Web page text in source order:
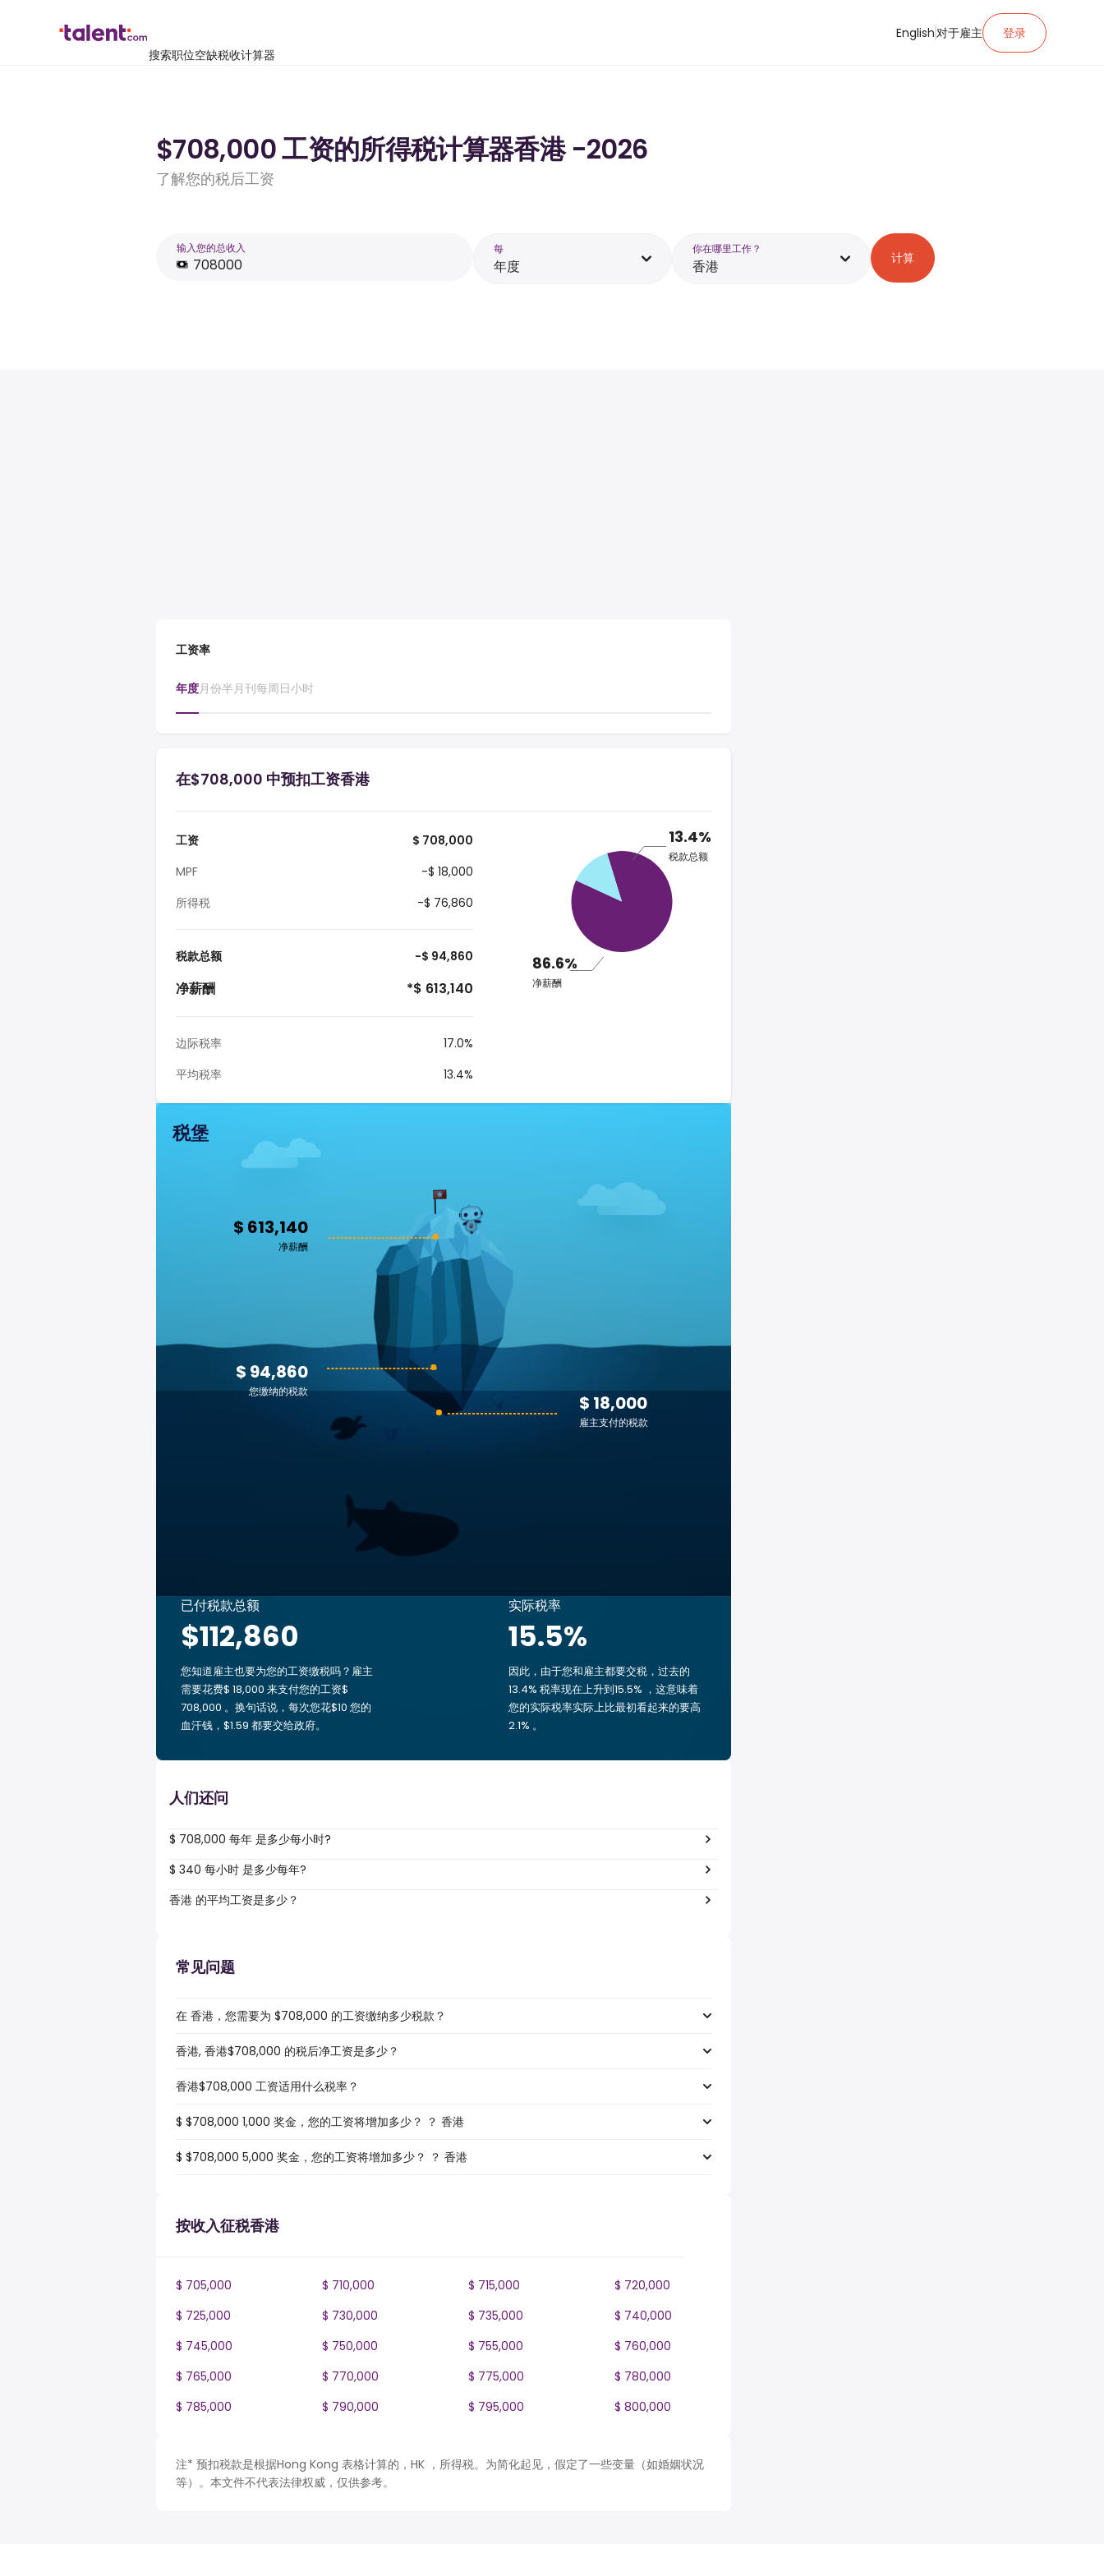
搜索职位空缺税收计算器
English对于雇主 登录
$708,000 工资的所得税计算器香港 -2026
了解您的税后工资
输入您的总收入 每
年度
你在哪里工作？
香港 计算
工资率
年度月份半月刊每周日小时
在$708,000 中预扣工资香港
工资
$ 708,000
MPF
-$ 18,000
所得税
-$ 76,860
税款总额 -$ 94,860
净薪酬 *$ 613,140
边际税率
17.0%
平均税率
13.4%
13.4%
税款总额
86.6%
净薪酬
税堡
$ 613,140
净薪酬
$ 18,000
雇主支付的税款
$ 94,860
您缴纳的税款
已付税款总额
$112,860
您知道雇主也要为您的工资缴税吗？雇主
需要花费$ 18,000 来支付您的工资$
708,000 。换句话说，每次您花$10 您的
血汗钱，$1.59 都要交给政府。
实际税率
15.5%
因此，由于您和雇主都要交税，过去的
13.4% 税率现在上升到15.5% ，这意味着
您的实际税率实际上比最初看起来的要高
2.1% 。
人们还问
$ 708,000 每年 是多少每小时?
$ 340 每小时 是多少每年?
香港 的平均工资是多少？
常见问题
在 香港，您需要为 $708,000 的工资缴纳多少税款？
香港, 香港$708,000 的税后净工资是多少？
香港$708,000 工资适用什么税率？
$ $708,000 1,000 奖金，您的工资将增加多少？ ？ 香港
$ $708,000 5,000 奖金，您的工资将增加多少？ ？ 香港
按收入征税香港
$ 705,000 $ 710,000 $ 715,000
$ 720,000
$ 725,000
$ 730,000 $ 735,000
$ 740,000
$ 745,000
$ 750,000 $ 755,000
$ 760,000
$ 765,000
$ 770,000 $ 775,000
$ 780,000
$ 785,000
$ 790,000 $ 795,000 $ 800,000
注* 预扣税款是根据Hong Kong 表格计算的，HK ，所得税。为简化起见，假定了一些变量（如婚姻状况
等）。本文件不代表法律权威，仅供参考。